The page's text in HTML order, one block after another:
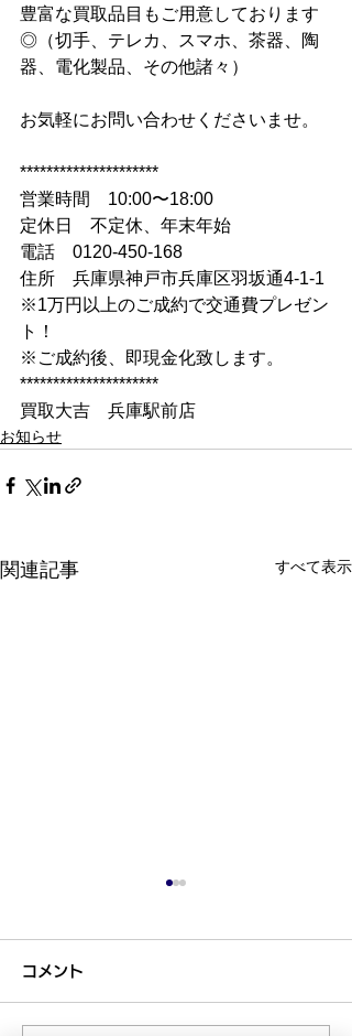
豊富な買取品目もご用意しております
◎（切手、テレカ、スマホ、茶器、陶
器、電化製品、その他諸々）
お気軽にお問い合わせくださいませ。
*********************
営業時間　10:00〜18:00
定休日　不定休、年末年始
電話　0120-450-168
住所　兵庫県神戸市兵庫区羽坂通4-1-1
※1万円以上のご成約で交通費プレゼン
ト！
※ご成約後、即現金化致します。
*********************
買取大吉　兵庫駅前店
お知らせ
関連記事 すべて表示
コメント